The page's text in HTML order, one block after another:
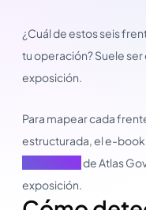
¿Cuál de estos seis
tu operación? Suele
exposición.
Para mapear cada
estructurada, el e-book
de Atlas
exposición.